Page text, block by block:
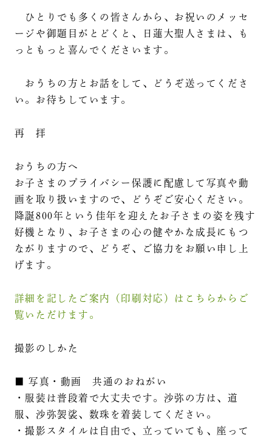
ひとりでも多くの皆さんから、お祝いのメッセ
ージや御題目がとどくと、日蓮大聖人さまは、も
っともっと喜んでくださいます。
おうちの方とお話をして、どうぞ送ってくださ
い。お待ちしています。
再 拝
おうちの方へ
お子さまのプライバシー保護に配慮して写真や動
画を取り扱いますので、どうぞご安心ください。
降誕800年という佳年を迎えたお子さまの姿を残す
好機となり、お子さまの心の健やかな成長にもつ
ながりますので、どうぞ、ご協力をお願い申し上
げます。
詳細を記したご案内（印刷対応）はこちらからご
覧いただけます。
撮影のしかた
■ 写真・動画 共通のおねがい
・服装は普段着で大丈夫です。沙弥の方は、道
服、沙弥袈裟、数珠を着装してください。
・撮影スタイルは自由で、立っていても、座って